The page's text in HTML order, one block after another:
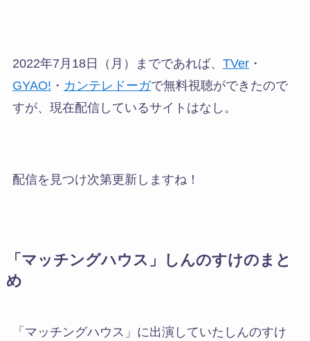
2022年7月18日（月）までであれば、 TVer・
GYAO! ・ カンテレドーガで無料視聴ができたので
すが、現在配信しているサイトはなし。
配信を見つけ次第更新しますね！
「マッチングハウス」しんのすけのまと
め
「マッチングハウス」に出演していたしんのすけ